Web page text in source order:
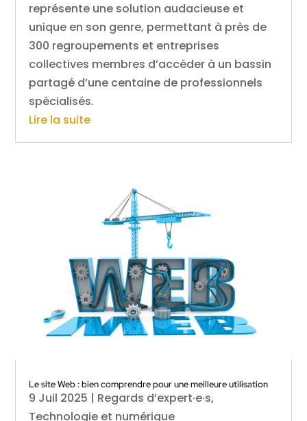
représente une solution audacieuse et
unique en son genre, permettant à près de
300 regroupements et entreprises
collectives membres d’accéder à un bassin
partagé d’une centaine de professionnels
spécialisés.
Lire la suite
Le site Web : bien comprendre pour une meilleure utilisation
9 Juil 2025 | Regards d’expert·e·s,
Technologie et numérique